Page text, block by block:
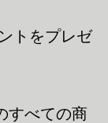
トをプレゼ
すべての商